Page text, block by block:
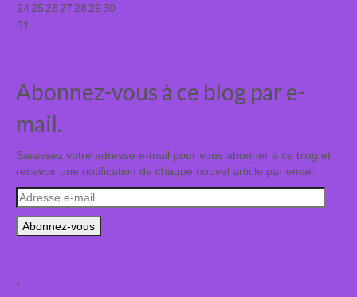
2425 26 27 28 2930
31
Abonnez-vous à ce blog par e-
mail.
Saisissez votre adresse e-mail pour vous abonner à ce blog et
recevoir une notification de chaque nouvel article par email.
Adresse
e-
mail
.